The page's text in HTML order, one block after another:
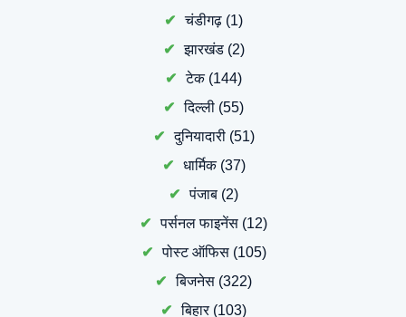
चंडीगढ़ (1)
झारखंड(2)
टेक(144)
दिल्ली (55)
दुनियादारी(51)
धार्मिक(37)
पंजाब (2)
पर्सनल फाइनेंस (12)
पोस्ट ऑफिस(105)
बिजनेस (322)
बिहार(103)